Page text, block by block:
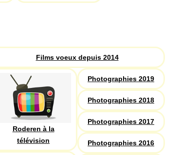
Films voeux depuis 2014
Roderen à la
télévision
Photographies 2019
Photographies 2018
Photographies 2017
Photographies 2016